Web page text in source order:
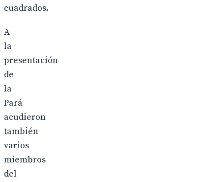
cuadrados.
A
la
presentación
de
la
Pará
acudieron
también
varios
miembros
del